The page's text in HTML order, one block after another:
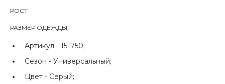
РОСТ
РАЗМЕР ОДЕЖДЫ
Артикул - 151750;
Сезон - Универсальный;
Цвет - Серый;